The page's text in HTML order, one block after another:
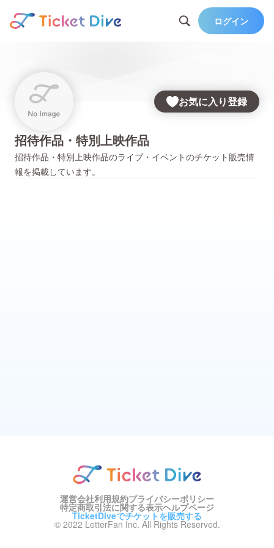
ログイン
お気に入り登録
招待作品・特別上映作品
招待作品・特別上映作品のライブ・イベントのチケット販売情
報を掲載しています。
運営会社利用規約プライバシーポリシー
特定商取引法に関する表示ヘルプページ
TicketDiveでチケットを販売する
© 2022 LetterFan Inc. All Rights Reserved.